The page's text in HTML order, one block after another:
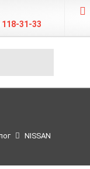
118-31-33
NISSAN